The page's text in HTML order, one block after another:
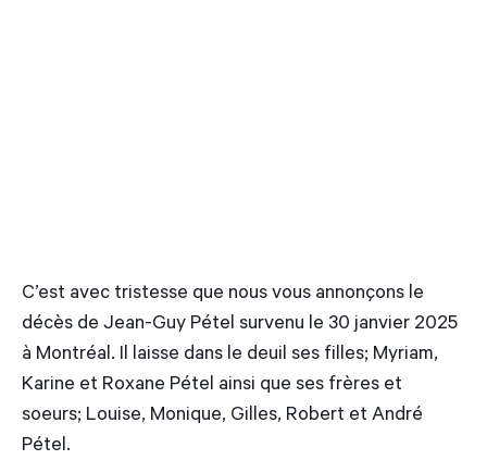
C’est avec tristesse que nous vous annonçons le
décès de Jean-Guy Pétel survenu le 30 janvier 2025
à Montréal. Il laisse dans le deuil ses filles; Myriam,
Karine et Roxane Pétel ainsi que ses frères et
soeurs; Louise, Monique, Gilles, Robert et André
Pétel.